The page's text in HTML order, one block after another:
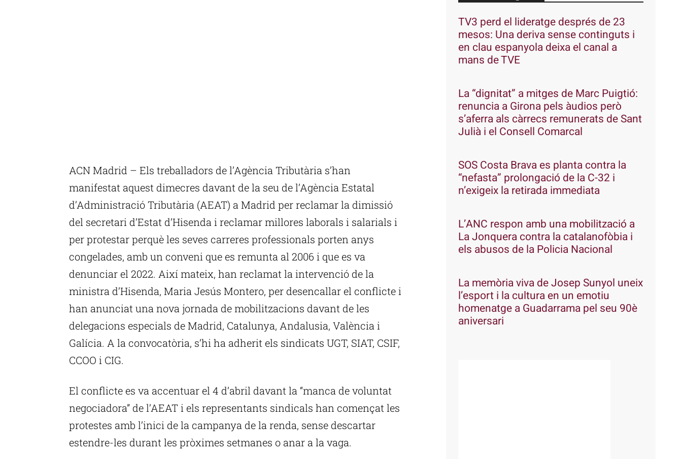
ACN Madrid – Els treballadors de l’Agència Tributària s’han
manifestat aquest dimecres davant de la seu de l’Agència Estatal
d’Administració Tributària (AEAT) a Madrid per reclamar la dimissió
del secretari d’Estat d’Hisenda i reclamar millores laborals i salarials i
per protestar perquè les seves carreres professionals porten anys
congelades, amb un conveni que es remunta al 2006 i que es va
denunciar el 2022. Així mateix, han reclamat la intervenció de la
ministra d’Hisenda, Maria Jesús Montero, per desencallar el conflicte i
han anunciat una nova jornada de mobilitzacions davant de les
delegacions especials de Madrid, Catalunya, Andalusia, València i
Galícia. A la convocatòria, s’hi ha adherit els sindicats UGT, SIAT, CSIF,
CCOO i CIG.
El conflicte es va accentuar el 4 d’abril davant la “manca de voluntat
negociadora” de l’AEAT i els representants sindicals han començat les
protestes amb l’inici de la campanya de la renda, sense descartar
estendre-les durant les pròximes setmanes o anar a la vaga.
TV3 perd el lideratge després de 23
mesos: Una deriva sense continguts i
en clau espanyola deixa el canal a
mans de TVE
La “dignitat” a mitges de Marc Puigtió:
renuncia a Girona pels àudios però
s’aferra als càrrecs remunerats de Sant
Julià i el Consell Comarcal
SOS Costa Brava es planta contra la
“nefasta” prolongació de la C-32 i
n’exigeix la retirada immediata
L’ANC respon amb una mobilització a
La Jonquera contra la catalanofòbia i
els abusos de la Policia Nacional
La memòria viva de Josep Sunyol uneix
l’esport i la cultura en un emotiu
homenatge a Guadarrama pel seu 90è
aniversari